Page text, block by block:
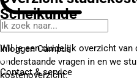
Inloggen Campus
Contact& service
Scheikunde
Wil je een duidelijk overzicht van
onderstaande vragen in en we
kostenoverzicht.